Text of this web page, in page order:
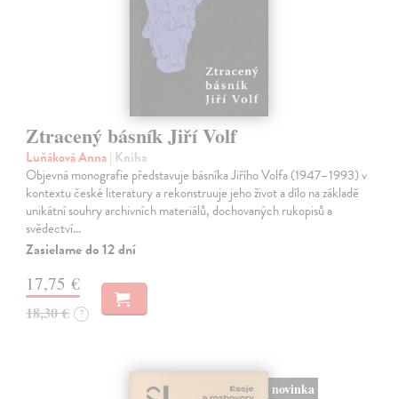
Ztracený básník Jiří Volf
Luňáková Anna| Kniha
Objevná monografie představuje básníka Jiřího Volfa (1947–1993) v
kontextu české literatury a rekonstruuje jeho život a dílo na základě
unikátní souhry archivních materiálů, dochovaných rukopisů a
svědectví…
Zasielame do 12 dní
17,75 €
18,30 € ?
novinka